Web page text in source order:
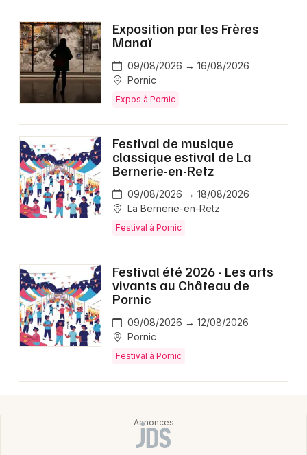
Exposition par les Frères
Manaï
09/08/2026 → 16/08/2026
Pornic
Expos à Pornic
Festival de musique
classique estival de La
Bernerie-en-Retz
09/08/2026 → 18/08/2026
La Bernerie-en-Retz
Festival à Pornic
Festival été 2026 - Les arts
vivants au Château de
Pornic
09/08/2026 → 12/08/2026
Pornic
Festival à Pornic